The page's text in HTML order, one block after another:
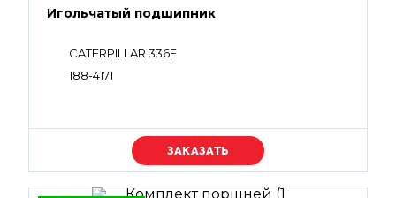
Игольчатый подшипник
CATERPILLAR 336F
188-4171
Уточняйте цену